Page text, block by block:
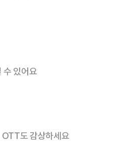
수 있어요
OTT도 감상하세요